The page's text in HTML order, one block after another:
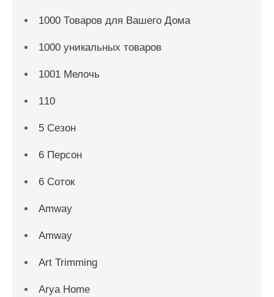
1000 Товаров для Вашего Дома
1000 уникальных товаров
1001 Мелочь
110
5 Сезон
6 Персон
6 Соток
Amway
Amway
Art Trimming
Arya Home